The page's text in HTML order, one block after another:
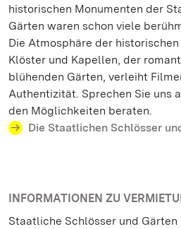
historischen Monumenten der
Gärten waren schon viele
Die Atmosphäre der
Klöster und Kapellen, der
blühenden Gärten, verleiht
Authentizität. Sprechen Sie uns
den Möglichkeiten beraten.
Die Staatlichen Schlösser
INFORMATIONEN ZU
Staatliche Schlösser und